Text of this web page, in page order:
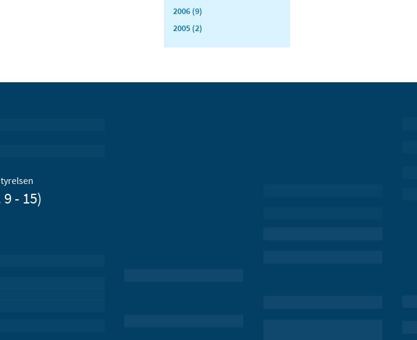
2006 (9)
2005 (2)
- 15)